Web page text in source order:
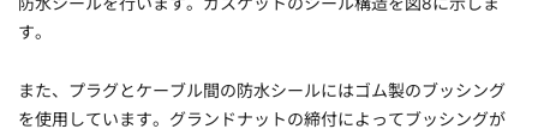
す。
また、プラグとケーブル間の防水シールにはゴム製のブッシング
を使用しています。グランドナットの締付によってブッシングが